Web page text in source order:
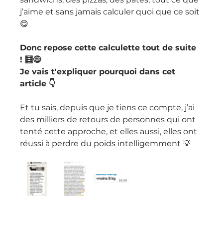
j’aime et sans jamais calculer quoi que ce soit
😋
Donc repose cette calculette tout de suite
! 🧮😅
Je vais t'expliquer pourquoi dans cet
article 👇
Et tu sais, depuis que je tiens ce compte, j’ai
des milliers de retours de personnes qui ont
tenté cette approche, et elles aussi, elles ont
réussi à perdre du poids intelligemment 💡